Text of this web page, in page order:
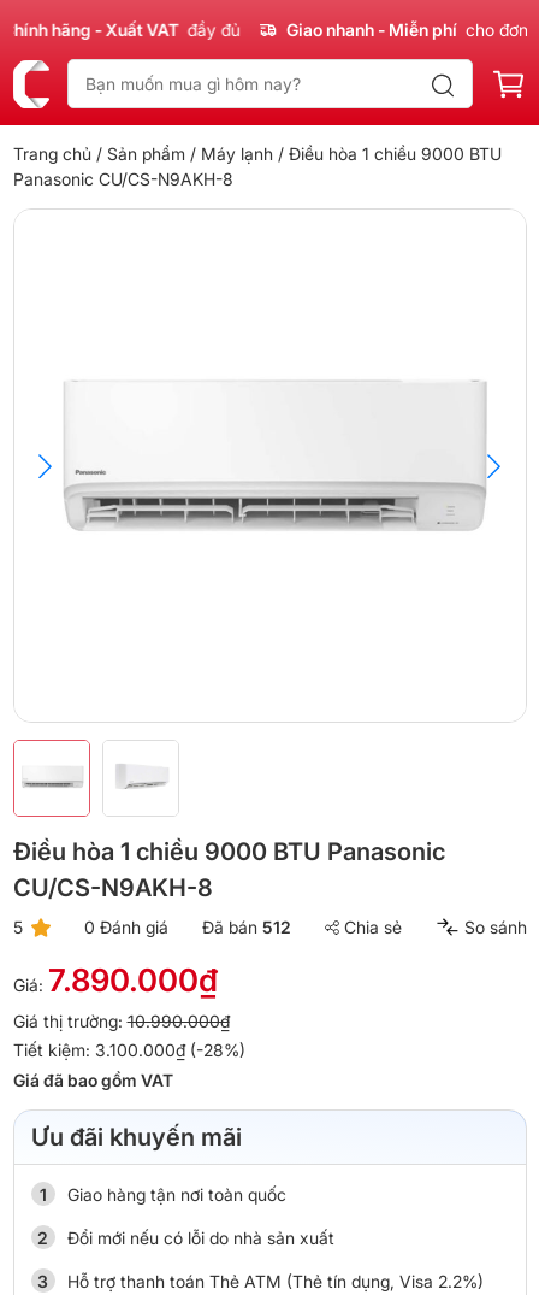
hãng - Xuất VAT đầy đủ Giao nhanh - Miễn phí cho đơn
Trang chủ / Sản phẩm / Máy lạnh / Điều hòa 1 chiều 9000 BTU
Panasonic CU/CS-N9AKH-8
Điều hòa 1 chiều 9000 BTU Panasonic
CU/CS-N9AKH-8
5 0 Đánh giá Đã bán 512 Chia sẻ So sánh
Giá: 7.890.000₫
Giá thị trường:10.990.000₫
Tiết kiệm: 3.100.000₫ (-28%)
Giá đã bao gồm VAT
Ưu đãi khuyến mãi
Giao hàng tận nơi toàn quốc
Đổi mới nếu có lỗi do nhà sản xuất
Hỗ trợ thanh toán Thẻ ATM (Thẻ tín dụng, Visa 2.2%)